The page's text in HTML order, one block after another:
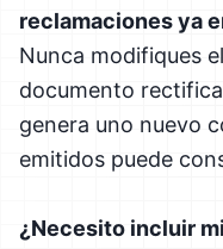
reclamaciones ya
Nunca modifiques
documento
genera uno nuevo
emitidos puede
¿Necesito incluir